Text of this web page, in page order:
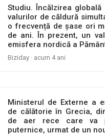
Studiu. Încălzirea
valurilor de căldură
o frecvență de șase ori
de ani. În prezent, un
emisfera nordică a
Biziday · acum 4 ani
Ministerul de Externe a
de călătorie în Grecia,
de aer rece care va
puternice, urmat de un